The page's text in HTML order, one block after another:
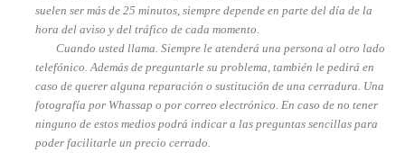
suelen ser más de 25 minutos, siempre depende en parte del día de la
hora del aviso y del tráfico de cada momento.
Cuando usted llama. Siempre le atenderá una persona al otro lado
telefónico. Además de preguntarle su problema, también le pedirá en
caso de querer alguna reparación o sustitución de una cerradura. Una
fotografía por Whassap o por correo electrónico. En caso de no tener
ninguno de estos medios podrá indicar a las preguntas sencillas para
poder facilitarle un precio cerrado.